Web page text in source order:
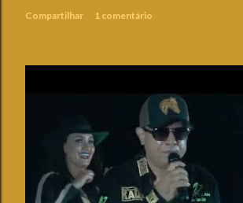
Compartilhar 1 comentário